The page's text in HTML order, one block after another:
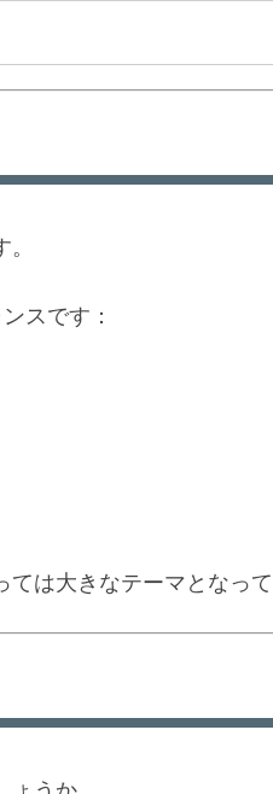
スです：
は大きなテーマとなって